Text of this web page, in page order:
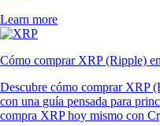
Learn more
Cómo comprar XRP (Ripple)
Descubre cómo comprar XRP
con una guía pensada para
compra XRP hoy mismo con